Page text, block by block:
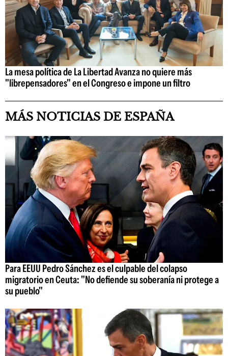
La mesa política de La Libertad Avanza no quiere más
"librepensadores" en el Congreso e impone un filtro
MÁS NOTICIAS DE ESPAÑA
Para EEUU Pedro Sánchez es el culpable del colapso
migratorio en Ceuta: "No defiende su soberanía ni protege a
su pueblo"